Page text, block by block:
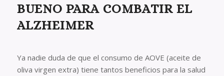
BUENO PARA COMBATIR EL
ALZHEIMER
Ya nadie duda de que el consumo de AOVE (aceite de
oliva virgen extra) tiene tantos beneficios para la salud